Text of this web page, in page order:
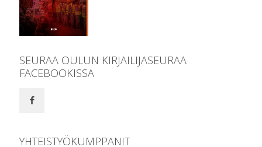
SEURAA OULUN KIRJAILIJASEURAA
FACEBOOKISSA
YHTEISTYÖKUMPPANIT